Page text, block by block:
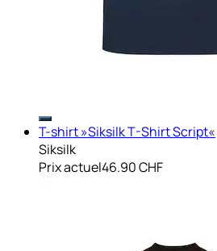
T-shirt »Siksilk T-Shirt Script«
Siksilk
Prix actuel46.90 CHF